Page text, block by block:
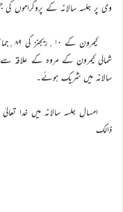
وی پر جلسہ سالانہ کے پروگراموں کی
سالانہ میں شریک ہوئے۔
ذالک